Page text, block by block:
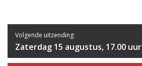
Volgende uitzending:
Zaterdag 15 augustus, 17.00 uur